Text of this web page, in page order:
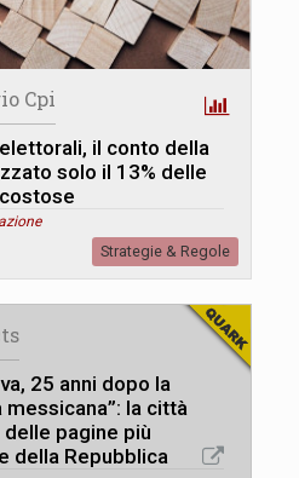
Cpi
il conto della
solo il 13% delle
Strategie & Regole
25 anni dopo la
messicana”: la città
delle pagine più
della Repubblica